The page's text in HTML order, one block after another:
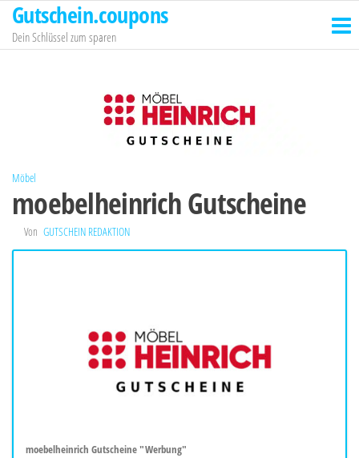
Zum
Inhalt
springen
Gutschein.coupons
Dein Schlüssel zum sparen
Möbel
moebelheinrich Gutscheine
Von GUTSCHEIN REDAKTION
moebelheinrich Gutscheine "Werbung"